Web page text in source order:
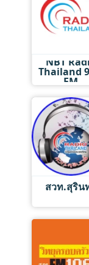
NBT
Thailand
FM
สวท.สุริน